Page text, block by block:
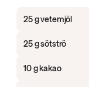
25 g vetemjöl
25 g sötströ
10 g kakao